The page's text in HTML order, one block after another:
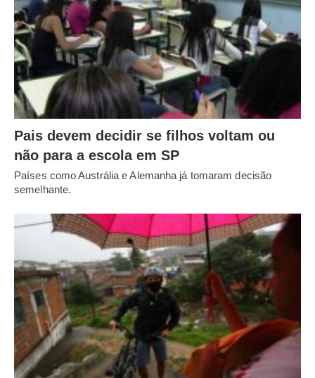
Pais devem decidir se filhos voltam ou
não para a escola em SP
Países como Austrália e Alemanha já tomaram decisão
semelhante.